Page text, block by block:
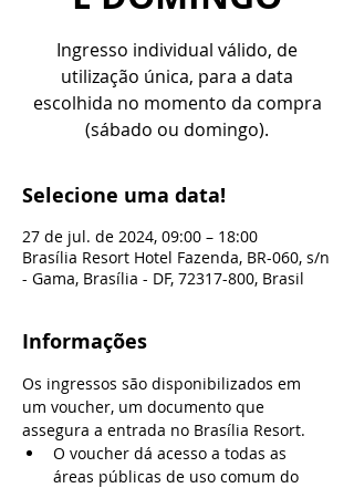
Ingresso individual válido, de
utilização única, para a data
escolhida no momento da compra
(sábado ou domingo).
Selecione uma data!
27 de jul. de 2024, 09:00 – 18:00
Brasília Resort Hotel Fazenda, BR-060, s/n
- Gama, Brasília - DF, 72317-800, Brasil
Informações
Os ingressos são disponibilizados em
um voucher, um documento que
assegura a entrada no Brasília Resort.
O voucher dá acesso a todas as
áreas públicas de uso comum do